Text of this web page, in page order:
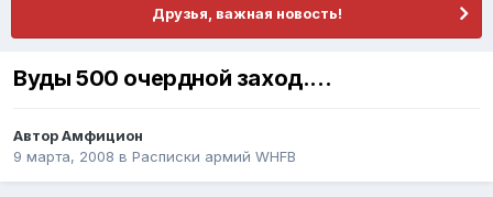
Друзья, важная новость!
Вуды 500 очердной заход....
АвторАмфицион
9 марта, 2008 в Расписки армий WHFB